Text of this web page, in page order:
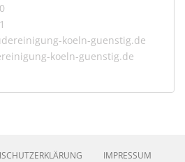
koeln-guenstig.de
koeln-guenstig.de
IMPRESSUM